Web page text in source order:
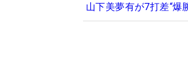
山下美夢有が7打差“